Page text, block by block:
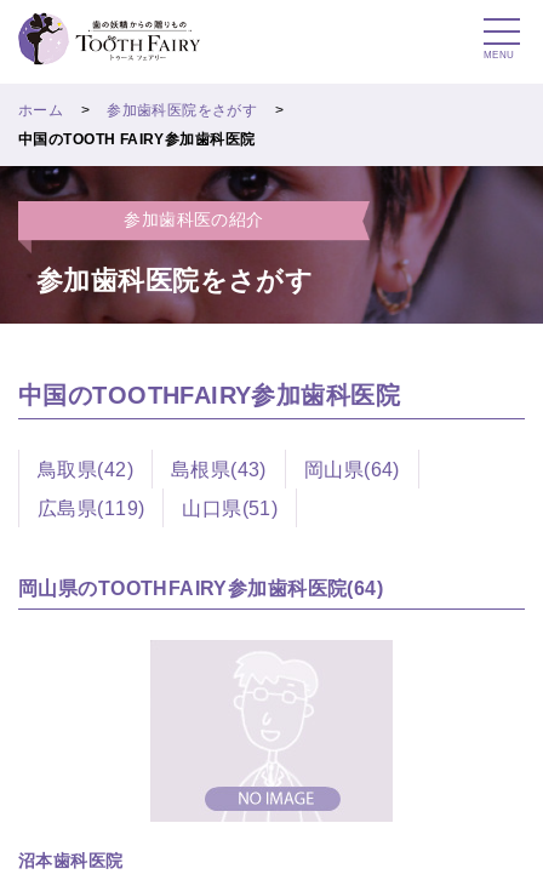
MENU
ホーム
参加歯科医院をさがす
中国のTOOTH FAIRY参加歯科医院
参加歯科医の紹介
参加歯科医院をさがす
中国のTOOTHFAIRY参加歯科医院
鳥取県(42) 島根県(43)
岡山県(64)
広島県(119)
山口県(51)
岡山県のTOOTHFAIRY参加歯科医院(64)
沼本歯科医院